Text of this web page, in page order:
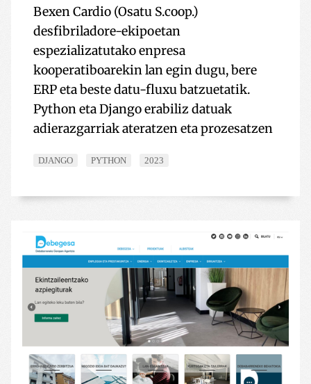
Bexen Cardio (Osatu S.coop.)
desfibriladore-ekipoetan
espezializatutako enpresa
kooperatiboarekin lan egin dugu, bere
ERP eta beste datu-fluxu batzuetatik.
Python eta Django erabiliz datuak
adierazgarriak ateratzen eta prozesatzen
DJANGO PYTHON 2023